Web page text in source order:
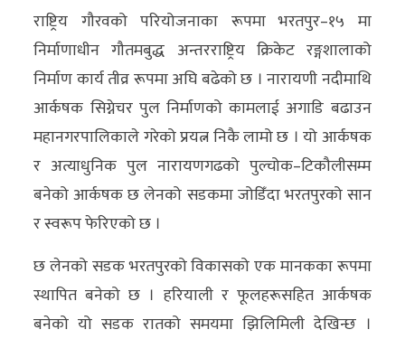
राष्ट्रिय गौरवको परियोजनाका रूपमा भरतपुर–१५ मा
निर्माणाधीन गौतमबुद्ध अन्तरराष्ट्रिय क्रिकेट रङ्गशालाको
निर्माण कार्य तीव्र रूपमा अघि बढेको छ । नारायणी नदीमाथि
आर्कषक सिग्नेचर पुल निर्माणको कामलाई अगाडि बढाउन
महानगरपालिकाले गरेको प्रयत्न निकै लामो छ । यो आर्कषक
र अत्याधुनिक पुल नारायणगढको पुल्चोक–टिकौलीसम्म
बनेको आर्कषक छ लेनको सडकमा जोडिँदा भरतपुरको सान
र स्वरूप फेरिएको छ ।
छ लेनको सडक भरतपुरको विकासको एक मानकका रूपमा
स्थापित बनेको छ । हरियाली र फूलहरूसहित आर्कषक
बनेको यो सडक रातको समयमा झिलिमिली देखिन्छ ।